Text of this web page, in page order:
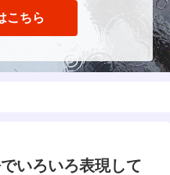
こちら
いろいろ表現して